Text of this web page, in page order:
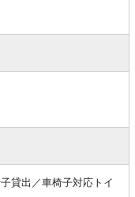
貸出／車椅子対応トイ